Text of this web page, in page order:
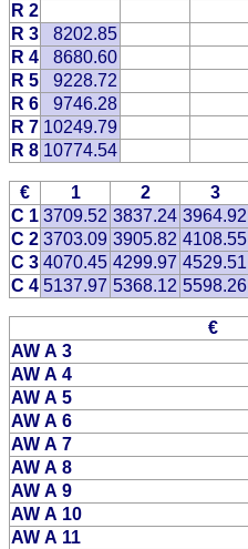
R 2
R 3
8202.85
R 4
8680.60
R 5
9228.72
R 6
9746.28
R 7 10249.79
R 8 10774.54
€ 1 2 3
C 1 3709.52 3837.24 3964.92
C 2 3703.09 3905.82 4108.55
C 3 4070.45 4299.97 4529.51
C 4 5137.97 5368.12 5598.26
€
AW A 3
AW A 4
AW A 5
AW A 6
AW A 7
AW A 8
AW A 9
AW A 10
AW A 11